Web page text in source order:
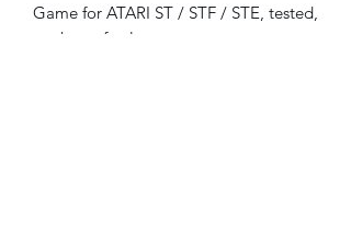
Game for ATARI ST / STF / STE, tested,
works perfectly.